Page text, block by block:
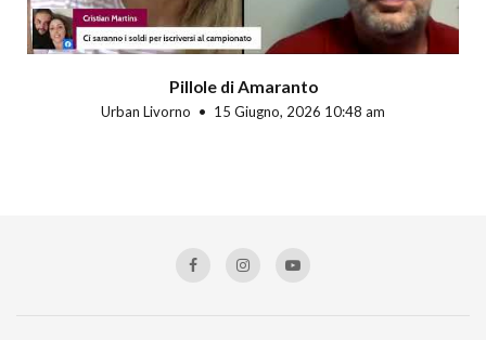
Pillole di Amaranto
Urban Livorno 15 Giugno, 2026 10:48 am